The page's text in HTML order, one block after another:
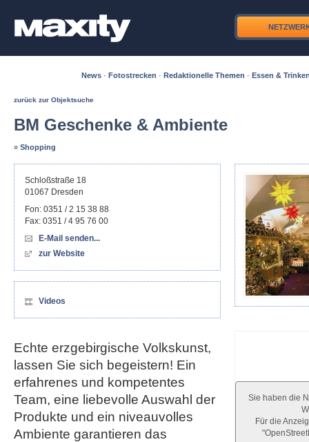
News · Fotostrecken · Redaktionelle Themen · Essen &
zurück zur Objektsuche
BM Geschenke & Ambiente
» Shopping
Sie haben die
Für die
Schloßstraße 18
01067 Dresden
Fon: 0351 / 2 15 38 88
Fax: 0351 / 4 95 76 00
E-Mail senden...
zur Website
Videos
Echte erzgebirgische Volkskunst,
lassen Sie sich begeistern! Ein
erfahrenes und kompetentes
Team, eine liebevolle Auswahl der
Produkte und ein niveauvolles
Ambiente garantieren das